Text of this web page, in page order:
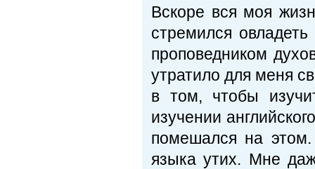
Вскоре вся моя
стремился
проповедником
утратило для меня
в том, чтобы
изучении
помешался на этом.
языка утих. Мне